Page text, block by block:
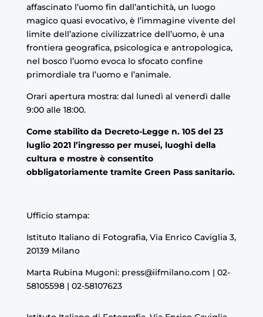
affascinato l’uomo fin dall’antichità, un luogo
magico quasi evocativo, è l’immagine vivente del
limite dell’azione civilizzatrice dell’uomo, è una
frontiera geografica, psicologica e antropologica,
nel bosco l’uomo evoca lo sfocato confine
primordiale tra l’uomo e l’animale.
Orari apertura mostra: dal lunedì al venerdì dalle
9:00 alle 18:00.
Come stabilito da Decreto-Legge n. 105 del 23
luglio 2021 l’ingresso per musei, luoghi della
cultura e mostre è consentito
obbligatoriamente tramite Green Pass sanitario.
Ufficio stampa:
Istituto Italiano di Fotografia, Via Enrico Caviglia 3,
20139 Milano
Marta Rubina Mugoni: press@iifmilano.com | 02-
58105598 | 02-58107623